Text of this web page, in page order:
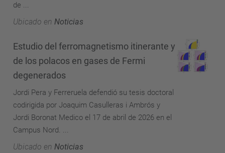
de ...
Ubicado en Noticias
Estudio del ferromagnetismo itinerante y
de los polacos en gases de Fermi
degenerados
Jordi Pera y Ferreruela defendió su tesis doctoral
codirigida por Joaquim Casulleras i Ambrós y
Jordi Boronat Medico el 17 de abril de 2026 en el
Campus Nord. ...
Ubicado en Noticias